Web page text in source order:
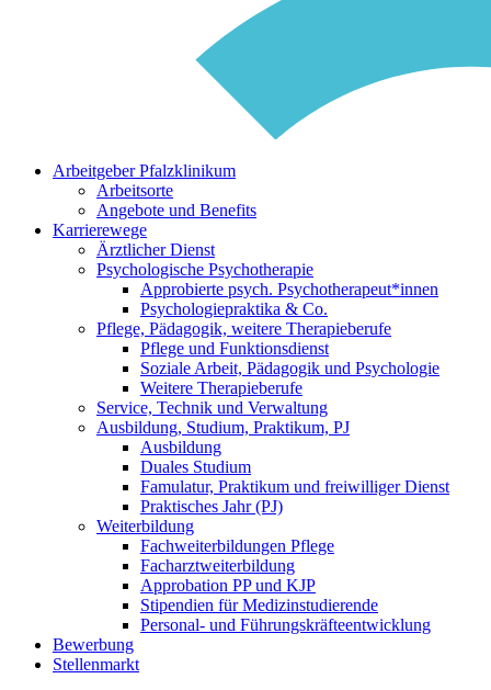
Arbeitgeber Pfalzklinikum
Arbeitsorte
Angebote und Benefits
Karrierewege
Ärztlicher Dienst
Psychologische Psychotherapie
Approbierte psych. Psychotherapeut*innen
Psychologiepraktika & Co.
Pflege, Pädagogik, weitere Therapieberufe
Pflege und Funktionsdienst
Soziale Arbeit, Pädagogik und Psychologie
Weitere Therapieberufe
Service, Technik und Verwaltung
Ausbildung, Studium, Praktikum, PJ
Ausbildung
Duales Studium
Famulatur, Praktikum und freiwilliger Dienst
Praktisches Jahr (PJ)
Weiterbildung
Fachweiterbildungen Pflege
Facharztweiterbildung
Approbation PP und KJP
Stipendien für Medizinstudierende
Personal- und Führungskräfteentwicklung
Bewerbung
Stellenmarkt